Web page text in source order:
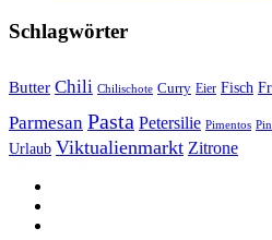
Schlagwörter
Butter Chili Chilischote Curry Eier Fisch
Parmesan Pasta Petersilie Pimentos
Urlaub Viktualienmarkt Zitrone